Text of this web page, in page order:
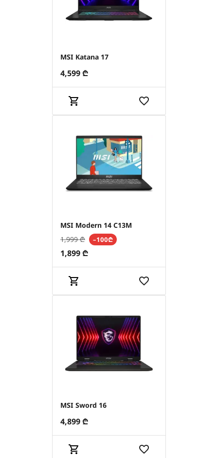
MSI Katana 17
4,599 ₾
MSI Modern 14 C13M
1,999₾ –100₾
1,899 ₾
MSI Sword 16
4,899 ₾